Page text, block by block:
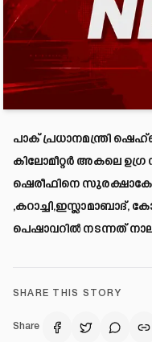
പാക് പ്രധാനമന്ത്രി
കിലോമീറ്റര്‍ അകലെ
ഷെരീഫിനെ
,കറാച്ചി,ഇസ്ലാമാബാദ്,
പെഷാവറിൽ നടന്നത്
SHARE THIS STORY
Share